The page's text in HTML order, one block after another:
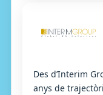
Des d’Interim
anys de